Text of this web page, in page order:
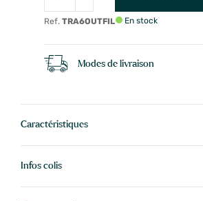
Ref. TRA6OUTFIL En stock
Modes de livraison
Caractéristiques
Infos colis